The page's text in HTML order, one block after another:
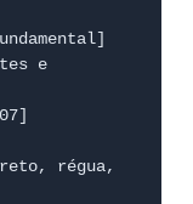
e
régua,